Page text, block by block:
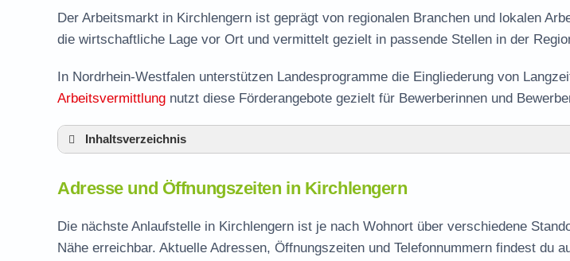
Der Arbeitsmarkt in Kirchlengern ist geprägt von regionalen Branchen und lokalen
die wirtschaftliche Lage vor Ort und vermittelt gezielt in passende Stellen in der
In Nordrhein-Westfalen unterstützen Landesprogramme die Eingliederung von
Arbeitsvermittlung nutzt diese Förderangebote gezielt für Bewerberinnen und
Inhaltsverzeichnis
Leistungen der Arbeitsvermittlung in Kirchlengern
Termin vereinbaren und Bürgergeld beantragen
Jobcenter Herford – zuständige Stelle
Adresse und Öffnungszeiten in Kirchlengern
Die nächste Anlaufstelle in Kirchlengern ist je nach Wohnort über verschiedene
Nähe erreichbar. Aktuelle Adressen, Öffnungszeiten und Telefonnummern findest du